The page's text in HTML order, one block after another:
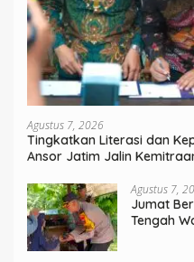
Agustus 7, 2026
Tingkatkan Literasi dan
Ansor Jatim Jalin
Agustus 7,
Jumat
Tengah